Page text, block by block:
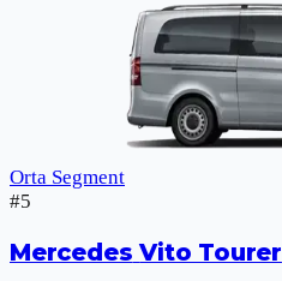
Orta Segment
#5
Mercedes Vito Tourer